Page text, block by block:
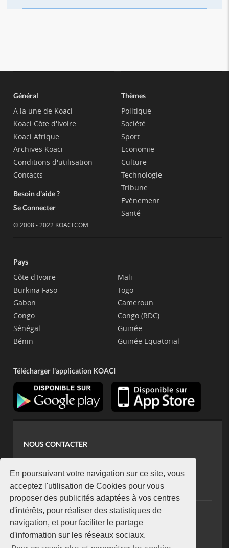
En poursuivant votre navigation sur ce site, vous
acceptez l'utilisation de Cookies pour vous
proposer des publicités adaptées à vos centres
d'intérêts, pour réaliser des statistiques de
navigation, et pour faciliter le partage
d'information sur les réseaux sociaux.
Général
A la une de Koaci
Koaci Côte d'Ivoire
Koaci Afrique
Archives Koaci
Conditions d'utilisation
Contacts
Besoin d'aide ?
Se Connecter
© 2008 - 2022 KOACI.COM
Thèmes
Politique
Société
Sport
Economie
Culture
Technologie
Tribune
Evènement
Santé
Pays
Côte d'Ivoire
Burkina Faso
Gabon
Congo
Sénégal
Bénin
Mali
Togo
Cameroun
Congo (RDC)
Guinée
Guinée Equatorial
Télécharger l'application KOACI
NOUS CONTACTER
koaci@yahoo.fr
+225 07 08 85 52 93
NEWSLETTER
Restez connecté via notre newsletter
S'abonner